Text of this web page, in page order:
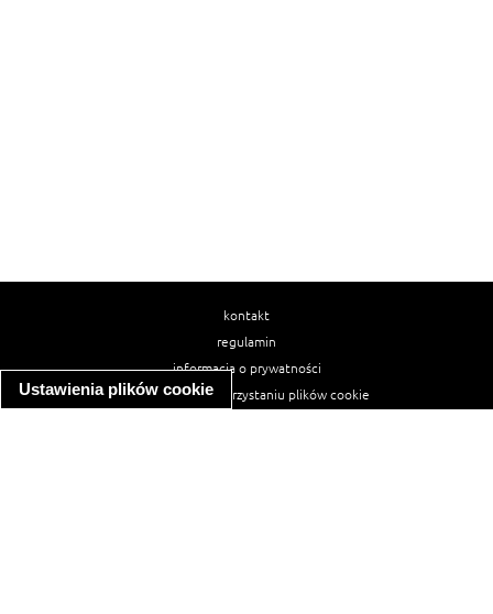
Ustawienia plików cookie
kontakt
regulamin
informacja o prywatności
informacja o wykorzystaniu plików cookie